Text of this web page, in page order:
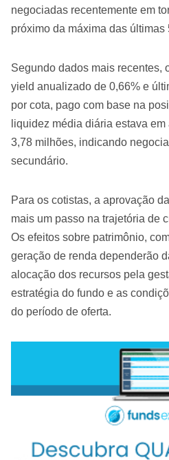
negociadas recentemente em
próximo da máxima das
Segundo dados mais recentes,
yield anualizado de 0,66% e
por cota, pago com base na
liquidez média diária estava
3,78 milhões, indicando
secundário.
Para os cotistas, a aprovação
mais um passo na trajetória de
Os efeitos sobre patrimônio,
geração de renda dependerão
alocação dos recursos pela
estratégia do fundo e as
do período de oferta.